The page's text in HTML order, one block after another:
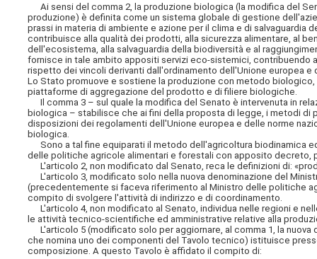
Ai sensi del comma 2, la produzione biologica (la modifica del
produzione) è definita come un sistema globale di gestione
prassi in materia di ambiente e azione per il clima e di salvaguardia
contribuisce alla qualità dei prodotti, alla sicurezza alimentare, al
dell'ecosistema, alla salvaguardia della biodiversità e al
fornisce in tale ambito appositi servizi eco-sistemici, contribuendo
rispetto dei vincoli derivanti dall'ordinamento dell'Unione europea
Lo Stato promuove e sostiene la produzione con metodo
piattaforme di aggregazione del prodotto e di filiere biologiche.
Il comma 3 – sul quale la modifica del Senato è intervenuta in
biologica – stabilisce che ai fini della proposta di legge, i metodi
disposizioni dei regolamenti dell'Unione europea e delle norme
biologica.
Sono a tal fine equiparati il metodo dell'agricoltura biodinamica
delle politiche agricole alimentari e forestali con apposito
L'articolo 2, non modificato dal Senato, reca le definizioni di:
L'articolo 3, modificato solo nella nuova denominazione del
(precedentemente si faceva riferimento al Ministro delle politiche
compito di svolgere l'attività di indirizzo e di coordinamento.
L'articolo 4, non modificato al Senato, individua nelle regioni e
le attività tecnico-scientifiche ed amministrative relative alla
L'articolo 5 (modificato solo per aggiornare, al comma 1, la nuova
che nomina uno dei componenti del Tavolo tecnico) istituisce
composizione. A questo Tavolo è affidato il compito di: